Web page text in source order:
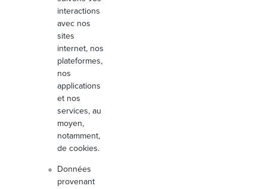
interactions
avec nos
sites
internet, nos
plateformes,
nos
applications
et nos
services, au
moyen,
notamment,
de cookies.
Données
provenant